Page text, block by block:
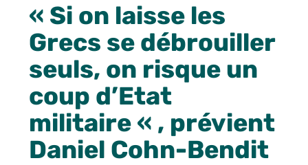
« Si on laisse les
Grecs se débrouiller
seuls, on risque un
coup d’Etat
militaire « , prévient
Daniel Cohn-Bendit